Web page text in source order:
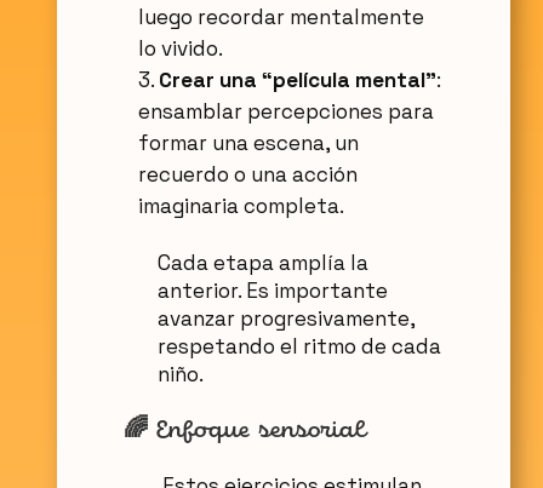
luego recordar mentalmente
lo vivido.
Crear una “película mental”:
ensamblar percepciones para
formar una escena, un
recuerdo o una acción
imaginaria completa.
Cada etapa amplía la
anterior. Es importante
avanzar progresivamente,
respetando el ritmo de cada
niño.
🌈 Enfoque sensorial